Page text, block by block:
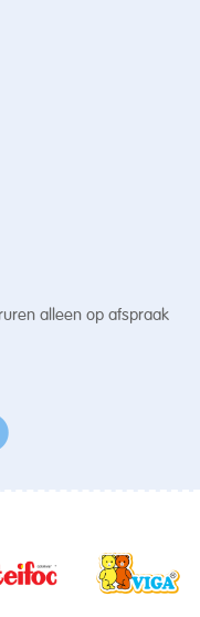
alleen op afspraak